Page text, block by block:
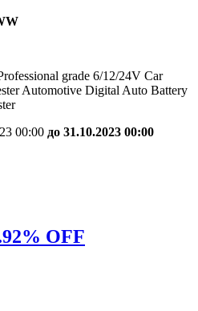
grade 6/12/24V Car
Automotive Digital Auto Battery
00:00 до 31.10.2023 00:00
OFF